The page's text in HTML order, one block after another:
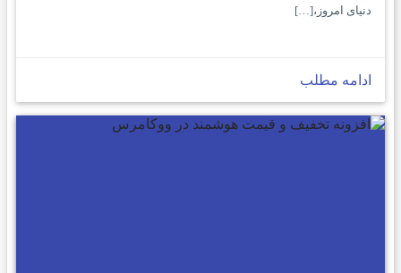
دنیای امروز،[…]
ادامه مطلب